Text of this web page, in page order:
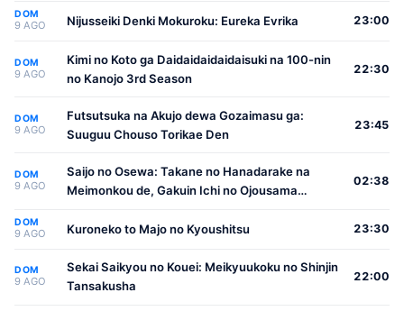
DOM
9 AGO Nijusseiki Denki Mokuroku: Eureka Evrika 23:00
DOM
9 AGO
Kimi no Koto ga Daidaidaidaidaisuki na 100-nin
no Kanojo 3rd Season
22:30
DOM
9 AGO
Futsutsuka na Akujo dewa Gozaimasu ga:
Suuguu Chouso Torikae Den
23:45
DOM
9 AGO
Saijo no Osewa: Takane no Hanadarake na
Meimonkou de, Gakuin Ichi no Ojousama
Osewa suru Koto ni Narimashita
02:38
DOM
9 AGO Kuroneko to Majo no Kyoushitsu 23:30
DOM
9 AGO
Sekai Saikyou no Kouei: Meikyuukoku no Shinjin
Tansakusha
22:00